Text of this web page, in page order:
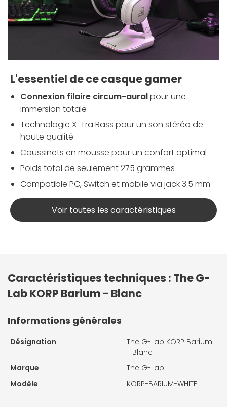
L'essentiel de ce casque gamer
Connexion filaire circum-auralpour une
immersion totale
Technologie X-Tra Bass pour un son stéréo de
haute qualité
Coussinets en mousse pour un confort optimal
Poids total de seulement 275 grammes
Compatible PC, Switch et mobile via jack 3.5 mm
Voir toutes les caractéristiques
Caractéristiques techniques : The G-
Lab KORP Barium - Blanc
Informations générales
Désignation
The G-Lab KORP Barium
- Blanc
Marque
The G-Lab
Modèle
KORP-BARIUM-WHITE